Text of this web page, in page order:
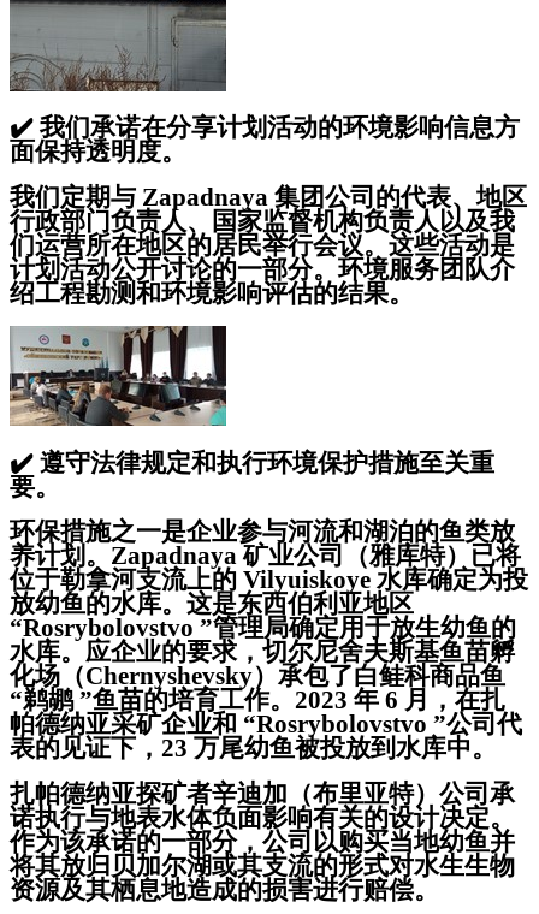
✔️ 我们承诺在分享计划活动的环境影响信息方
面保持透明度。
我们定期与 Zapadnaya 集团公司的代表、地区
行政部门负责人、国家监督机构负责人以及我
们运营所在地区的居民举行会议。这些活动是
计划活动公开讨论的一部分。环境服务团队介
绍工程勘测和环境影响评估的结果。
✔️ 遵守法律规定和执行环境保护措施至关重
要。
环保措施之一是企业参与河流和湖泊的鱼类放
养计划。Zapadnaya 矿业公司（雅库特）已将
位于勒拿河支流上的 Vilyuiskoye 水库确定为投
放幼鱼的水库。这是东西伯利亚地区
“Rosrybolovstvo ”管理局确定用于放生幼鱼的
水库。应企业的要求，切尔尼舍夫斯基鱼苗孵
化场（Chernyshevsky）承包了白鲑科商品鱼
“鹈鹕 ”鱼苗的培育工作。2023 年 6 月，在扎
帕德纳亚采矿企业和 “Rosrybolovstvo ”公司代
表的见证下，23 万尾幼鱼被投放到水库中。
扎帕德纳亚探矿者辛迪加（布里亚特）公司承
诺执行与地表水体负面影响有关的设计决定。
作为该承诺的一部分，公司以购买当地幼鱼并
将其放归贝加尔湖或其支流的形式对水生生物
资源及其栖息地造成的损害进行赔偿。